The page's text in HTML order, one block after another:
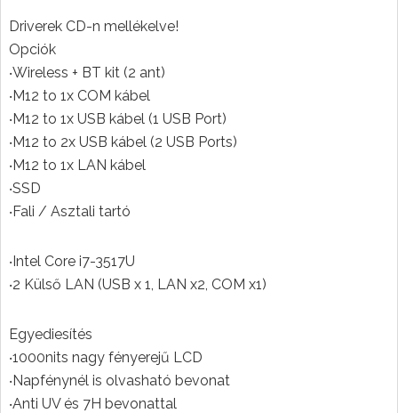
Driverek CD-n mellékelve!
Opciók
‧Wireless + BT kit (2 ant)
‧M12 to 1x COM kábel
‧M12 to 1x USB kábel (1 USB Port)
‧M12 to 2x USB kábel (2 USB Ports)
‧M12 to 1x LAN kábel
‧SSD
‧Fali / Asztali tartó
‧Intel Core i7-3517U
‧2 Külső LAN (USB x 1, LAN x2, COM x1)
Egyediesítés
‧1000nits nagy fényerejű LCD
‧Napfénynél is olvasható bevonat
‧Anti UV és 7H bevonattal